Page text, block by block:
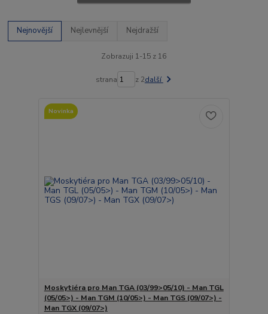
Nejnovější Nejlevnější Nejdražší
Zobrazuji 1-15 z 16
strana z 2další
Novinka
Moskytiéra pro Man TGA (03/99>05/10) - Man TGL
(05/05>) - Man TGM (10/05>) - Man TGS (09/07>) -
Man TGX (09/07>)